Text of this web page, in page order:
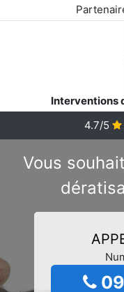
Interventions
4.7/5
Vous
09